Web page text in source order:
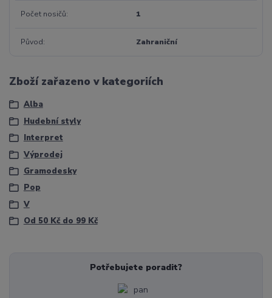
Počet nosičů 1
Původ Zahraniční
Zboží zařazeno v kategoriích
Alba
Hudební styly
Interpret
Výprodej
Gramodesky
Pop
V
Od 50 Kč do 99 Kč
Potřebujete poradit?